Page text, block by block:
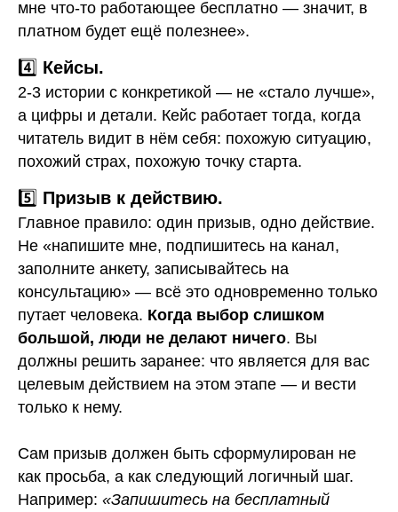
мне что-то работающее бесплатно — значит, в
платном будет ещё полезнее».
4️⃣ Кейсы.
2-3 истории с конкретикой — не «стало лучше»,
а цифры и детали. Кейс работает тогда, когда
читатель видит в нём себя: похожую ситуацию,
похожий страх, похожую точку старта.
5️⃣ Призыв к действию.
Главное правило: один призыв, одно действие.
Не «напишите мне, подпишитесь на канал,
заполните анкету, записывайтесь на
консультацию» — всё это одновременно только
путает человека. Когда выбор слишком
большой, люди не делают ничего. Вы
должны решить заранее: что является для вас
целевым действием на этом этапе — и вести
только к нему.
Сам призыв должен быть сформулирован не
как просьба, а как следующий логичный шаг.
Например: «Запишитесь на бесплатный